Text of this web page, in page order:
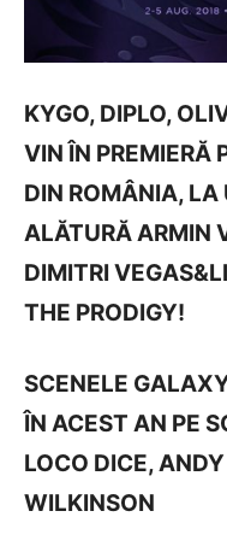
KYGO, DIPLO,
VIN ÎN PREMIERĂ
DIN ROMÂNIA, LA
ALĂTURĂ ARMIN
DIMITRI
THE PRODIGY!
SCENELE
ÎN ACEST AN PE
LOCO DICE,
WILKINSON